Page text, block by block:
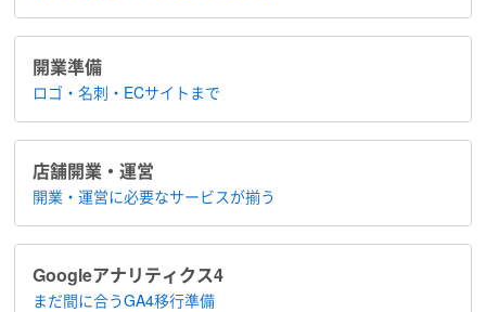
開業準備
ロゴ・名刺・ECサイトまで
店舗開業・運営
開業・運営に​必要なサービスが揃う
Google​アナリティクス4
まだ間に合う​GA4移行準備